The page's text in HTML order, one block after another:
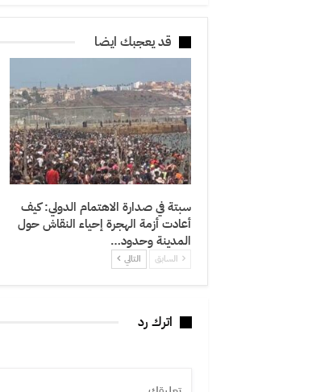
قد يعجبك ايضا
سبتة في صدارة الاهتمام الدولي: كيف
أعادت أزمة الهجرة إحياء النقاش حول
المدينة وحدود…
السابق التالي
اترك رد